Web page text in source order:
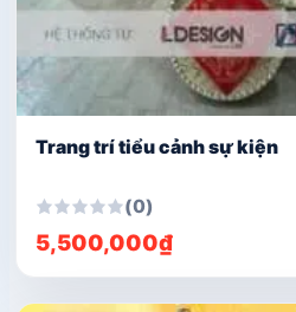
Trang trí tiểu cảnh sự kiện
(0)
5,500,000₫